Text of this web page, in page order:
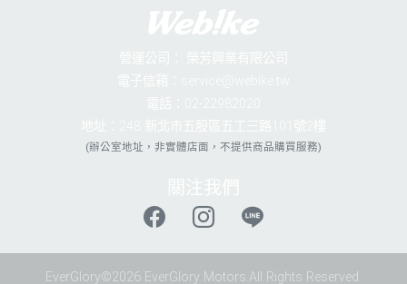
(辦公室地址，非實體店面，不提供商品購買服務)
EverGlory©2026 EverGlory Motors.All Rights Reserved.